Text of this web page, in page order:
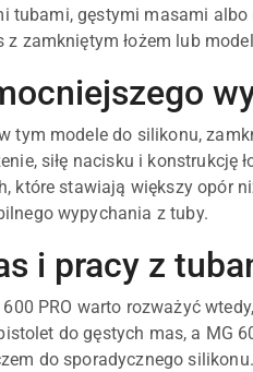
tubami, gęstymi masami
zamkniętym łożem lub
tym modele do silikonu,
siłę nacisku i konstrukcję
które stawiają większy opór
wypychania z tuby.
i pracy z
PRO warto rozważyć
do gęstych mas, a MG
do sporadycznego